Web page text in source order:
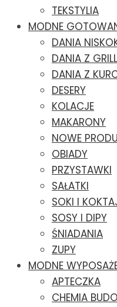
TEKSTYLIA
MODNE
DANIA
DANIA Z
DANIA Z
DESERY
KOLACJE
MAKARONY
NOWE
OBIADY
PRZYSTAWKI
SAŁATKI
SOKI I
SOSY I DIPY
ŚNIADANIA
ZUPY
MODNE
APTECZKA
CHEMIA